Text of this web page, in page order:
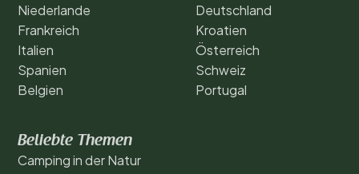
Niederlande
Frankreich
Italien
Spanien
Belgien
Deutschland
Kroatien
Österreich
Schweiz
Portugal
Beliebte Themen
Camping in der Natur